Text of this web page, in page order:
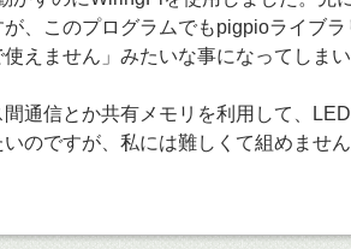
が、このプログラムでもpigpioライブ
使えません」みたいな事になってしま
通信とか共有メモリを利用して、
のですが、私には難しくて組めませ